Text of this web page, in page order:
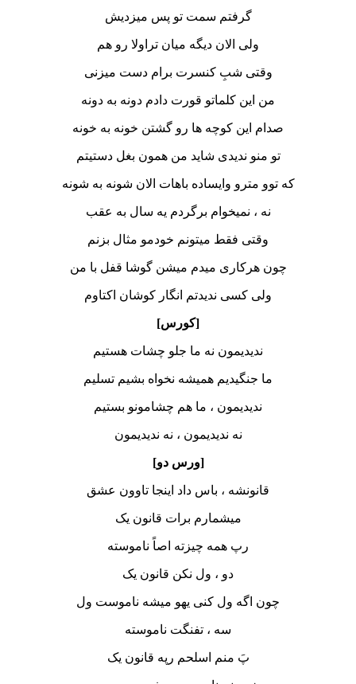
گرفتم سمت تو پس میزدیش
ولی الان دیگه میان تراولا رو هم
وقتی شبِ کنسرت برام دست میزنی
من این کلماتو قورت دادم دونه به دونه
صدام این کوچه ها رو گشتن خونه به خونه
تو منو ندیدی شاید من همون بغل دستیتم
که توو مترو وایساده باهات الان شونه به شونه
نه ، نمیخوام برگردم یه سال به عقب
وقتی فقط میتونم خودمو مثال بزنم
چون هرکاری میدم میشن گوشا قفل با من
ولی کسی ندیدتم انگار کوشان اکتاوم
[کورس]
ندیدیمون نه ما جلو چشات هستیم
ما جنگیدیم همیشه نخواه بشیم تسلیم
ندیدیمون ، ما هم چشامونو بستیم
نه ندیدیمون ، نه ندیدیمون
[ورس دو]
قانونشه ، باس داد اینجا تاوون عشق
میشمارم برات قانون یک
رپ همه چیزته اصاً ناموسته
دو ، ول نکن قانون یک
چون اگه ول کنی یهو میشه ناموست ول
سه ، تفنگت ناموسته
پَ منم اسلحم رپه قانون یک